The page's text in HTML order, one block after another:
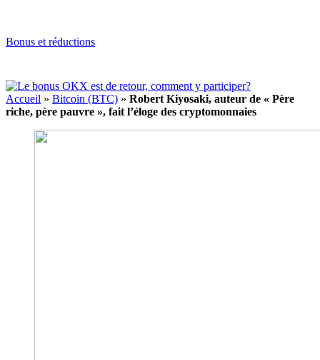
Bonus et réductions
Accueil » Bitcoin (BTC) » Robert Kiyosaki, auteur de « Père
riche, père pauvre », fait l’éloge des cryptomonnaies